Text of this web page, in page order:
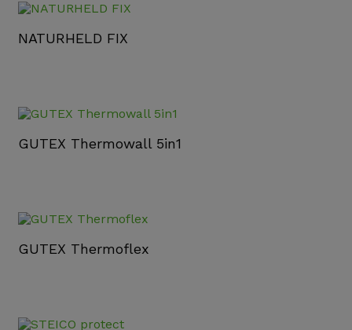
NATURHELD FIX
GUTEX Thermowall 5in1
GUTEX Thermoflex